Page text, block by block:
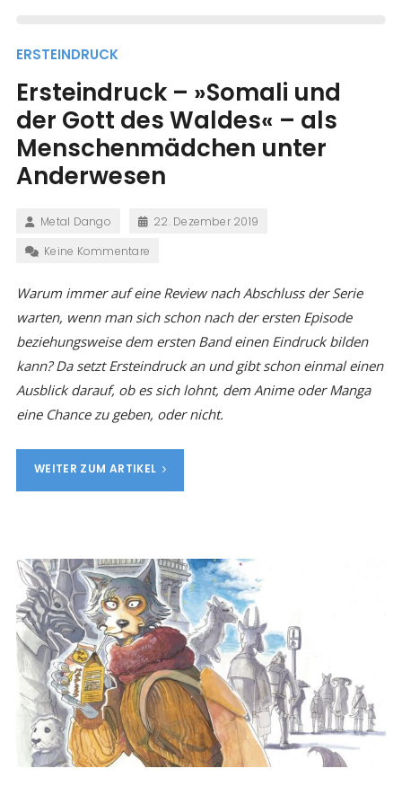
ERSTEINDRUCK
Ersteindruck – »Somali und
der Gott des Waldes« – als
Menschenmädchen unter
Anderwesen
Metal Dango
22. Dezember 2019
Keine Kommentare
Warum immer auf eine Review nach Abschluss der Serie
warten, wenn man sich schon nach der ersten Episode
beziehungsweise dem ersten Band einen Eindruck bilden
kann? Da setzt Ersteindruck an und gibt schon einmal einen
Ausblick darauf, ob es sich lohnt, dem Anime oder Manga
eine Chance zu geben, oder nicht.
WEITER ZUM ARTIKEL